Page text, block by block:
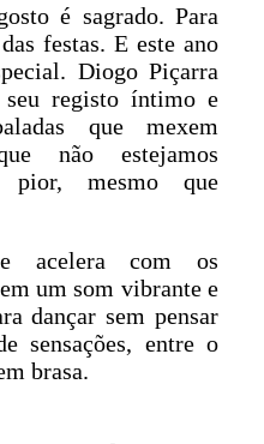
é sagrado. Para
festas. E este ano
Diogo Piçarra
registo íntimo e
que mexem
não estejamos
mesmo que
acelera com os
um som vibrante e
dançar sem pensar
sensações, entre o
brasa.